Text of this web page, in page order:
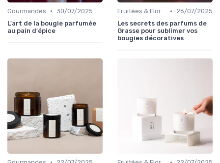
Gourmandes • 30/07/2025
L'art de la bougie parfumée
au pain d'épice
Fruitées & Florales •
26/07/2025
Les secrets des parfums de
Grasse pour sublimer vos
bougies décoratives